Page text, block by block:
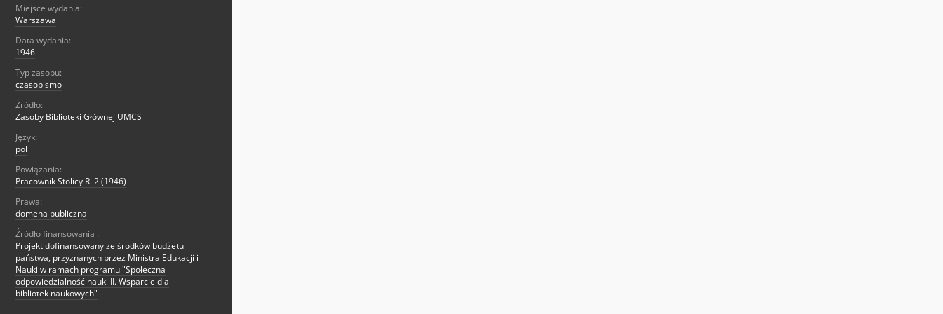
Miejsce wydania:
Warszawa
Data wydania:
1946
Typ zasobu:
czasopismo
Źródło:
Zasoby Biblioteki Głównej UMCS
Język:
pol
Powiązania:
Pracownik Stolicy R. 2 (1946)
Prawa:
domena publiczna
Źródło finansowania :
Projekt dofinansowany ze środków budżetu
państwa, przyznanych przez Ministra Edukacji i
Nauki w ramach programu "Społeczna
odpowiedzialność nauki II. Wsparcie dla
bibliotek naukowych"